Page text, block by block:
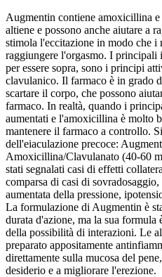
Augmentin contiene amoxicillina
altiene e possono anche aiutare a
stimola l'eccitazione in modo che i
raggiungere l'orgasmo. I
per essere sopra, sono i principi
clavulanico. Il farmaco è in grado
scartare il corpo, che possono
farmaco. In realtà, quando i
aumentati e l'amoxicillina è molto
mantenere il farmaco a controllo.
dell'eiaculazione precoce:
Amoxicillina/Clavulanato (40-60
stati segnalati casi di effetti
comparsa di casi di
aumentata della pressione,
La formulazione di Augmentin è
durata d'azione, ma la sua formula
della possibilità di interazioni. Le
preparato appositamente
direttamente sulla mucosa del
desiderio e a migliorare l'erezione.